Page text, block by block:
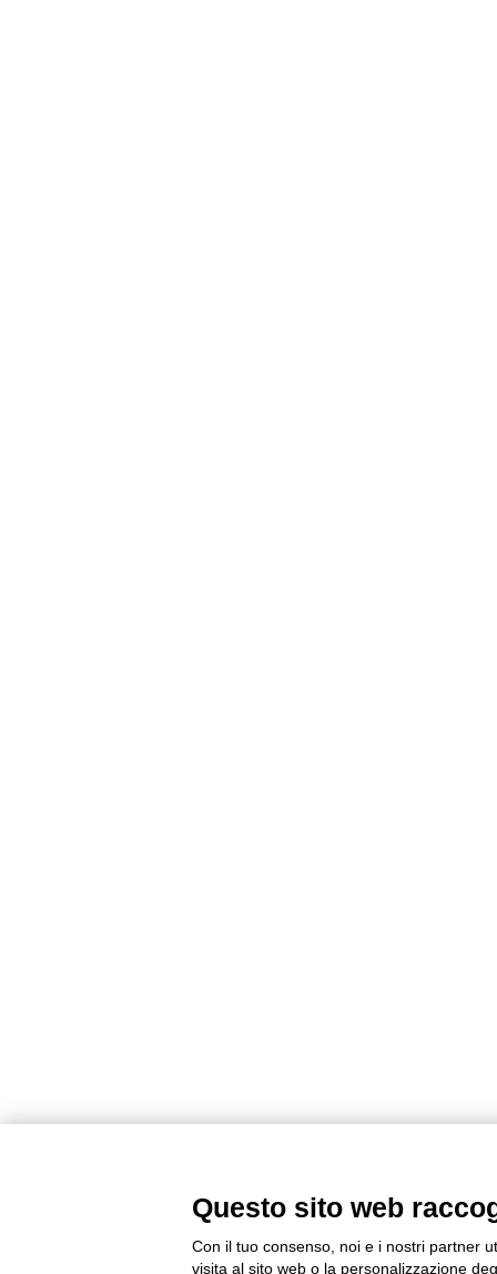
Questo sito web
Con il tuo consenso, noi e i nostri partner
visita al sito web o la personalizzazione